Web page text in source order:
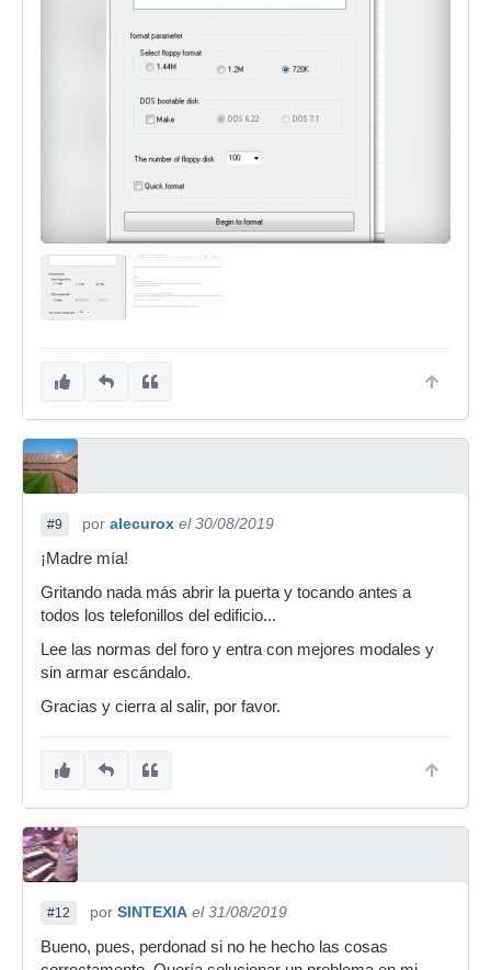
#9 por alecurox el 30/08/2019
¡Madre mía!
Gritando nada más abrir la puerta y tocando antes a
todos los telefonillos del edificio...
Lee las normas del foro y entra con mejores modales y
sin armar escándalo.
Gracias y cierra al salir, por favor.
#12 por SINTEXIA el 31/08/2019
Bueno, pues, perdonad si no he hecho las cosas